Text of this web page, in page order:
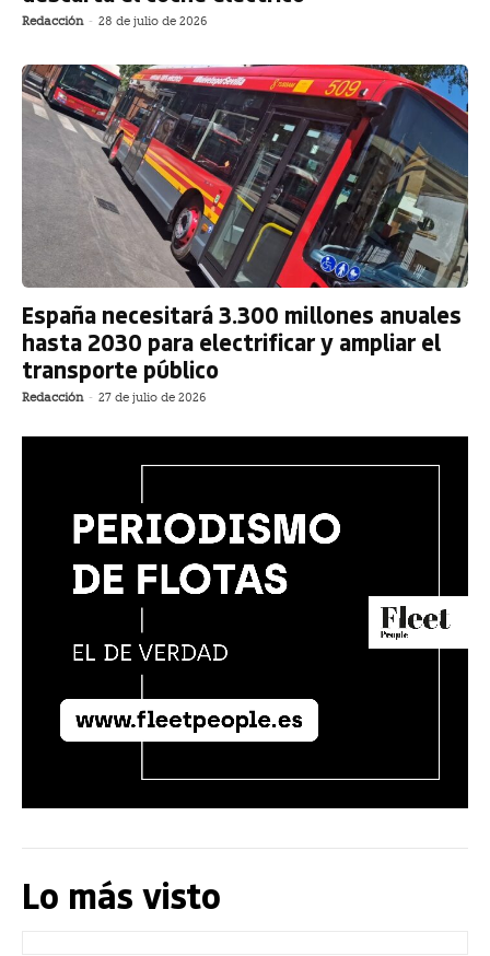
Redacción - 28 de julio de 2026
España necesitará 3.300 millones anuales
hasta 2030 para electrificar y ampliar el
transporte público
Redacción - 27 de julio de 2026
Lo más visto